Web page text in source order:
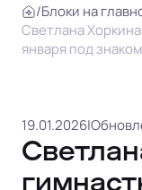
/Блоки на
Светлана
января под
19.01.2026|